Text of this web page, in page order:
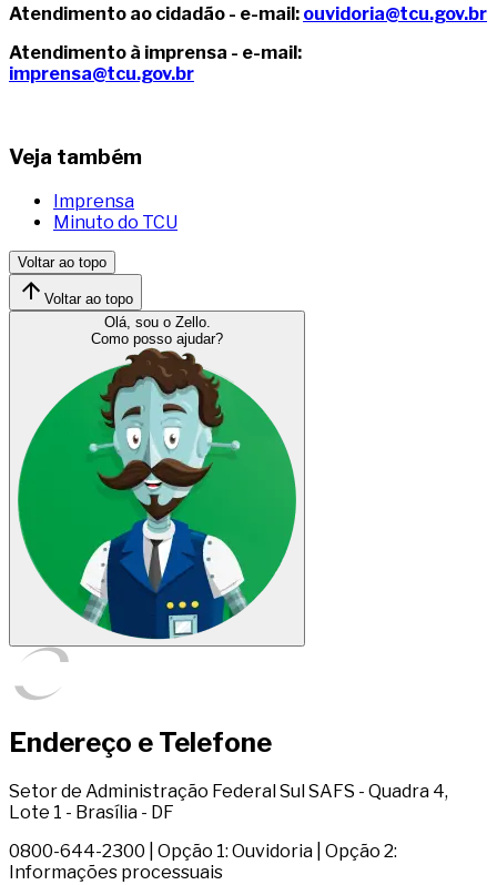
Atendimento ao cidadão - e-mail: ouvidoria@tcu.gov.br
Atendimento à imprensa - e-mail:
imprensa@tcu.gov.br
Veja também
Imprensa
Minuto do TCU
Voltar ao topo
Voltar ao topo
Olá, sou o Zello.
Como posso ajudar?
Endereço e Telefone
Setor de Administração Federal Sul SAFS - Quadra 4,
Lote 1 - Brasília - DF
0800-644-2300 | Opção 1: Ouvidoria | Opção 2:
Informações processuais